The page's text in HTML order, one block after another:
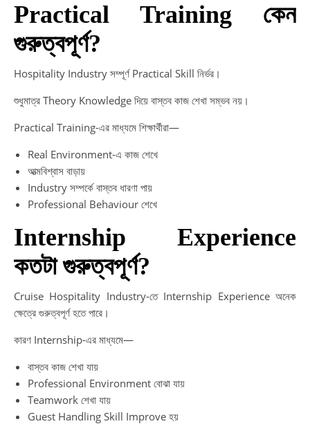
Practical Training কেন
গুরুত্বপূর্ণ?
Hospitality Industry সম্পূর্ণ Practical Skill নির্ভর।
শুধুমাত্র Theory Knowledge দিয়ে বাস্তব কাজ শেখা সম্ভব নয়।
Practical Training-এর মাধ্যমে শিক্ষার্থীরা—
Real Environment-এ কাজ শেখে
আত্মবিশ্বাস বাড়ায়
Industry সম্পর্কে বাস্তব ধারণা পায়
Professional Behaviour শেখে
Internship Experience
কতটা গুরুত্বপূর্ণ?
Cruise Hospitality Industry-তে Internship Experience অনেক
ক্ষেত্রে গুরুত্বপূর্ণ হতে পারে।
কারণ Internship-এর মাধ্যমে—
বাস্তব কাজ শেখা যায়
Professional Environment বোঝা যায়
Teamwork শেখা যায়
Guest Handling Skill Improve হয়